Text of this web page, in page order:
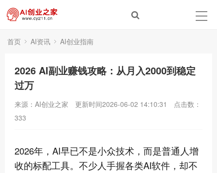
首页 AI资讯 AI创业指南
2026 AI副业赚钱攻略：从月入2000到稳定
过万
来源：AI创业之家 更新时间2026-06-02 14:10:31
点击数：
333
2026年，AI早已不是小众技术，而是普通人增
收的标配工具。不少人手握各类AI软件，却不